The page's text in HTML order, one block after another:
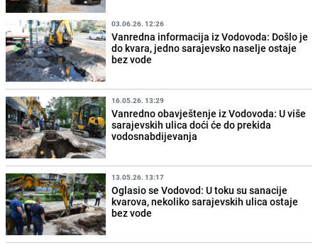
03.06.26. 12:26
Vanredna informacija iz Vodovoda: Došlo je
do kvara, jedno sarajevsko naselje ostaje
bez vode
16.05.26. 13:29
Vanredno obavještenje iz Vodovoda: U više
sarajevskih ulica doći će do prekida
vodosnabdijevanja
13.05.26. 13:17
Oglasio se Vodovod: U toku su sanacije
kvarova, nekoliko sarajevskih ulica ostaje
bez vode